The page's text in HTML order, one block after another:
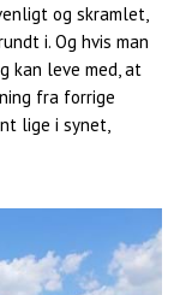
og skramlet,
i. Og hvis man
kan leve med, at
fra forrige
lige i synet,